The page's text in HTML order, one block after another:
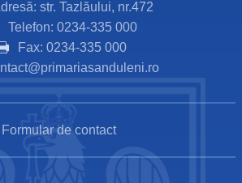
str. Tazlăului, nr.472
Telefon: 0234-335 000
Fax: 0234-335 000
Formular de contact